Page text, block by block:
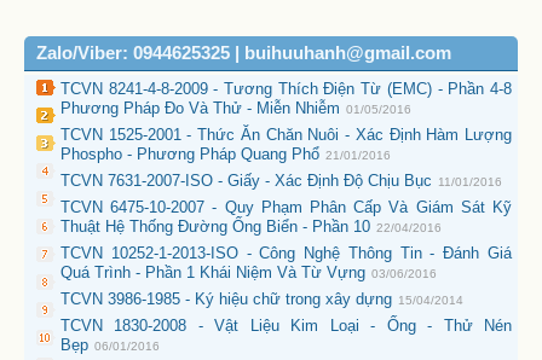
Zalo/Viber: 0944625325 | buihuuhanh@gmail.com
TCVN 8241-4-8-2009 - Tương Thích Điện Từ (EMC) - Phần 4-8
Phương Pháp Đo Và Thử - Miễn Nhiễm 01/05/2016
TCVN 1525-2001 - Thức Ăn Chăn Nuôi - Xác Định Hàm Lượng
Phospho - Phương Pháp Quang Phổ 21/01/2016
TCVN 7631-2007-ISO - Giấy - Xác Định Độ Chịu Bục 11/01/2016
TCVN 6475-10-2007 - Quy Phạm Phân Cấp Và Giám Sát Kỹ
Thuật Hệ Thống Đường Ống Biển - Phần 10 22/04/2016
TCVN 10252-1-2013-ISO - Công Nghệ Thông Tin - Đánh Giá
Quá Trình - Phần 1 Khái Niệm Và Từ Vựng 03/06/2016
TCVN 3986-1985 - Ký hiệu chữ trong xây dựng 15/04/2014
TCVN 1830-2008 - Vật Liệu Kim Loại - Ống - Thử Nén
Bẹp 06/01/2016